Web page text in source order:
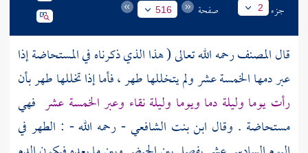
جزء 2 صفحة 516
قالالمصنفرحمه الله تعالى ( هذا الذي ذكرناه في المستحاضة إذا
عبر دمها الخمسة عشر ولم يتخللها طهر ، فأما إذا تخللها طهر بأن
رأت يوما وليلة دما ويوما وليلة نقاء وعبر الخمسة عشر فهي
مستحاضة . وقال ابن بنت الشافعي- رحمه الله - : الطهر في